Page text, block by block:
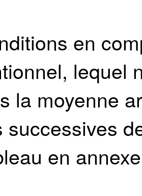
en
lequel
la moyenne
successives
en